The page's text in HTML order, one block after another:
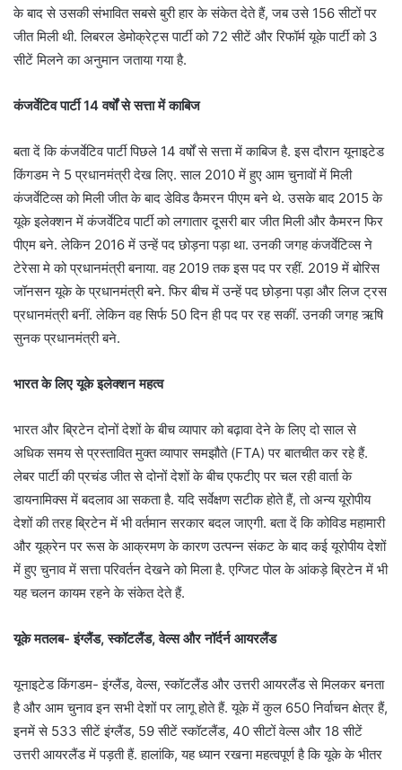
के बाद से उसकी संभावित सबसे बुरी हार के संकेत देते हैं, जब उसे 156 सीटों पर
जीत मिली थी. लिबरल डेमोक्रेट्स पार्टी को 72 सीटें और रिफॉर्म यूके पार्टी को 3
सीटें मिलने का अनुमान जताया गया है.
कंजर्वेटिव पार्टी 14 वर्षों से सत्ता में ​काबिज
बता दें कि कंजर्वेटिव पार्टी पिछले 14 वर्षों से सत्ता में ​काबिज है. इस दौरान यूनाइटेड
किंगडम ने 5 प्रधानमंत्री देख लिए. साल 2010 में हुए आम चुनावों में मिली
कंजर्वेटिव्स को मिली जीत के बाद डेविड कैमरन पीएम बने थे. उसके बाद 2015 के
यूके इलेक्शन में कंजर्वेटिव पार्टी को लगातार दूसरी बार जीत मिली और कैमरन फिर
पीएम बने. लेकिन 2016 में उन्हें पद छोड़ना पड़ा था. उनकी जगह कंजर्वे​टिव्स ने
टेरेसा मे को प्रधानमंत्री बनाया. वह 2019 तक इस पद पर रहीं. 2019 में बोरिस
जॉनसन यूके के प्रधानमंत्री बने. फिर बीच में उन्हें पद छोड़ना पड़ा और लिज ट्रस
प्रधानमंत्री बनीं. लेकिन वह सिर्फ 50 दिन ही पद पर रह सकीं. उनकी जगह ऋषि
सुनक प्रधानमंत्री बने.
भारत के लिए यूके इलेक्शन महत्व
भारत और ब्रिटेन दोनों देशों के बीच व्यापार को बढ़ावा देने के लिए दो साल से
अधिक समय से प्रस्तावित मुक्त व्यापार समझौते (FTA) पर बातचीत कर रहे हैं.
लेबर पार्टी की प्रचंड जीत से दोनों देशों के बीच एफटीए पर चल रही वार्ता के
डायनामिक्स में बदलाव आ सकता है. यदि सर्वेक्षण सटीक होते हैं, तो अन्य यूरोपीय
देशों की तरह ब्रिटेन में भी वर्तमान सरकार बदल जाएगी. बता दें कि कोविड महामारी
और यूक्रेन पर रूस के आक्रमण के कारण उत्पन्न संकट के बाद कई यूरोपीय देशों
में हुए चुनाव में सत्ता परिवर्तन देखने को मिला है. एग्जिट पोल के आंकड़े ब्रिटेन में भी
यह चलन कायम रहने के संकेत देते हैं.
यूके मतलब- इंग्लैंड, स्कॉटलैंड, वेल्स और नॉर्दर्न आयरलैंड
यूनाइटेड किंगडम- इंग्लैंड, वेल्स, स्कॉटलैंड और उत्तरी आयरलैंड से मिलकर बनता
है और आम चुनाव इन सभी देशों पर लागू होते हैं. यूके में कुल 650 निर्वाचन क्षेत्र हैं,
इनमें से 533 सीटें इंग्लैंड, 59 सीटें स्कॉटलैंड, 40 सीटों वेल्स और 18 सीटें
उत्तरी आयरलैंड में पड़ती हैं. हालांकि, यह ध्यान रखना महत्वपूर्ण है कि यूके के भीतर